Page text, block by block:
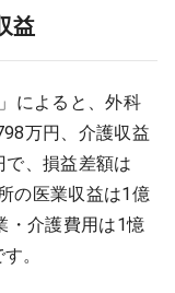
益
によると、外科
万円、介護収益
、損益差額は
の医業収益は1億
・介護費用は1憶
。